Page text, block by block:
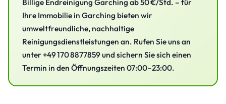
Billige Endreinigung Garching ab 50 €/Std. – für
Ihre Immobilie in Garching bieten wir
umweltfreundliche, nachhaltige
Reinigungsdienstleistungen an. Rufen Sie uns an
unter +49 170 8877859 und sichern Sie sich einen
Termin in den Öffnungszeiten 07:00–23:00.